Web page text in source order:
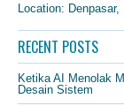
Location:
RECENT POSTS
Ketika AI Menolak
Desain Sistem